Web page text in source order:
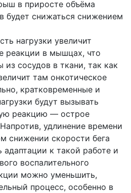
в приросте объёма
будет снижаться снижением
нагрузки увеличит
реакции в мышцах, что
из сосудов в ткани, так как
там онкотическое
кратковременные и
будут вызывать
реакцию — острое
удлинение времени
снижении скорости бега
адаптации к такой работе и
воспалительного
можно уменьшить,
процесс, особенно в